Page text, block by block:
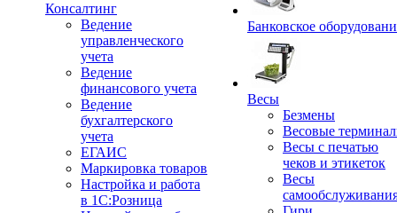
Консалтинг
Ведение
управленческого
учета
Ведение
финансового учета
Ведение
бухгалтерского
учета
ЕГАИС
Маркировка товаров
Настройка и работа
в 1С:Розница
Банковское
Весы
Безмены
Весовые
Весы с печатью
чеков и этикеток
Весы